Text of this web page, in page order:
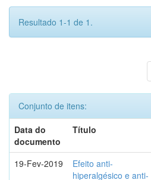
Resultado 1-1 de 1.
Conjunto de itens:
Data do
documento
Título
19-Fev-2019
Efeito anti-
hiperalgésico e anti-